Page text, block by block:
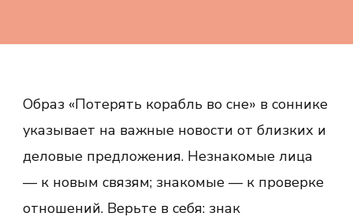
Образ «Потерять корабль во сне» в соннике
указывает на важные новости от близких и
деловые предложения. Незнакомые лица
— к новым связям; знакомые — к проверке
отношений. Верьте в себя: знак